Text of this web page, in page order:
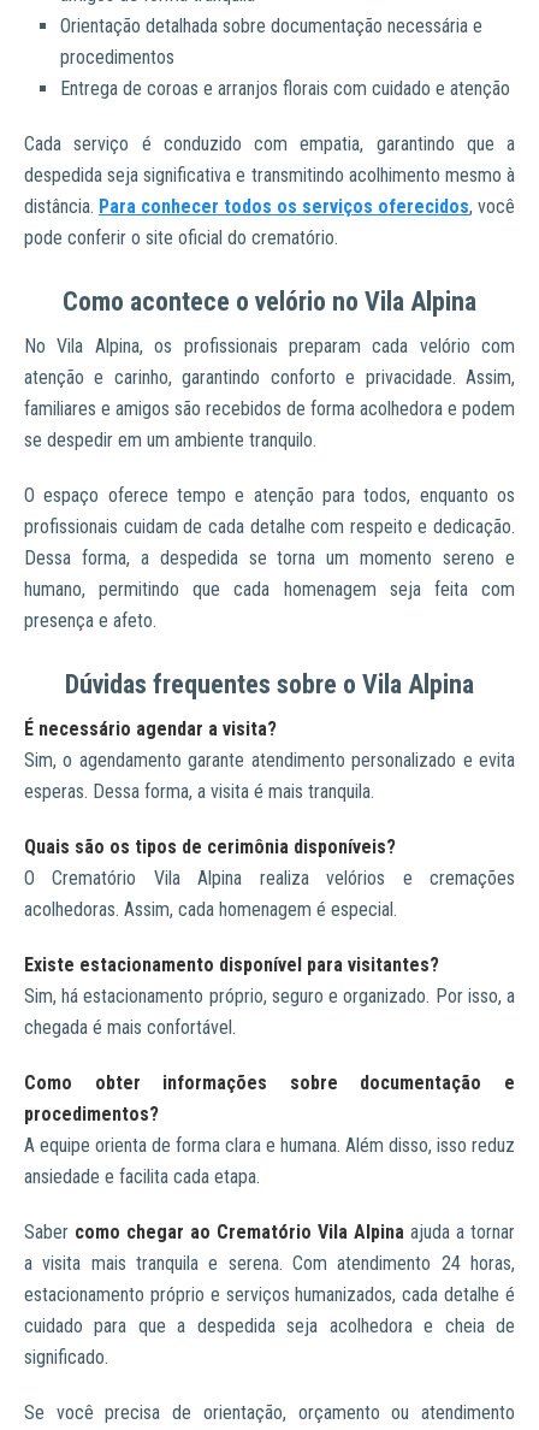
Orientação detalhada sobre documentação necessária e
procedimentos
Entrega de coroas e arranjos florais com cuidado e atenção
Cada serviço é conduzido com empatia, garantindo que a
despedida seja significativa e transmitindo acolhimento mesmo à
distância. Para conhecer todos os serviços oferecidos, você
pode conferir o site oficial do crematório.
Como acontece o velório no Vila Alpina
No Vila Alpina, os profissionais preparam cada velório com
atenção e carinho, garantindo conforto e privacidade. Assim,
familiares e amigos são recebidos de forma acolhedora e podem
se despedir em um ambiente tranquilo.
O espaço oferece tempo e atenção para todos, enquanto os
profissionais cuidam de cada detalhe com respeito e dedicação.
Dessa forma, a despedida se torna um momento sereno e
humano, permitindo que cada homenagem seja feita com
presença e afeto.
Dúvidas frequentes sobre o Vila Alpina
É necessário agendar a visita?
Sim, o agendamento garante atendimento personalizado e evita
esperas. Dessa forma, a visita é mais tranquila.
Quais são os tipos de cerimônia disponíveis?
O Crematório Vila Alpina realiza velórios e cremações
acolhedoras. Assim, cada homenagem é especial.
Existe estacionamento disponível para visitantes?
Sim, há estacionamento próprio, seguro e organizado. Por isso, a
chegada é mais confortável.
Como obter informações sobre documentação e
procedimentos?
A equipe orienta de forma clara e humana. Além disso, isso reduz
ansiedade e facilita cada etapa.
Saber como chegar ao Crematório Vila Alpina ajuda a tornar
a visita mais tranquila e serena. Com atendimento 24 horas,
estacionamento próprio e serviços humanizados, cada detalhe é
cuidado para que a despedida seja acolhedora e cheia de
significado.
Se você precisa de orientação, orçamento ou atendimento